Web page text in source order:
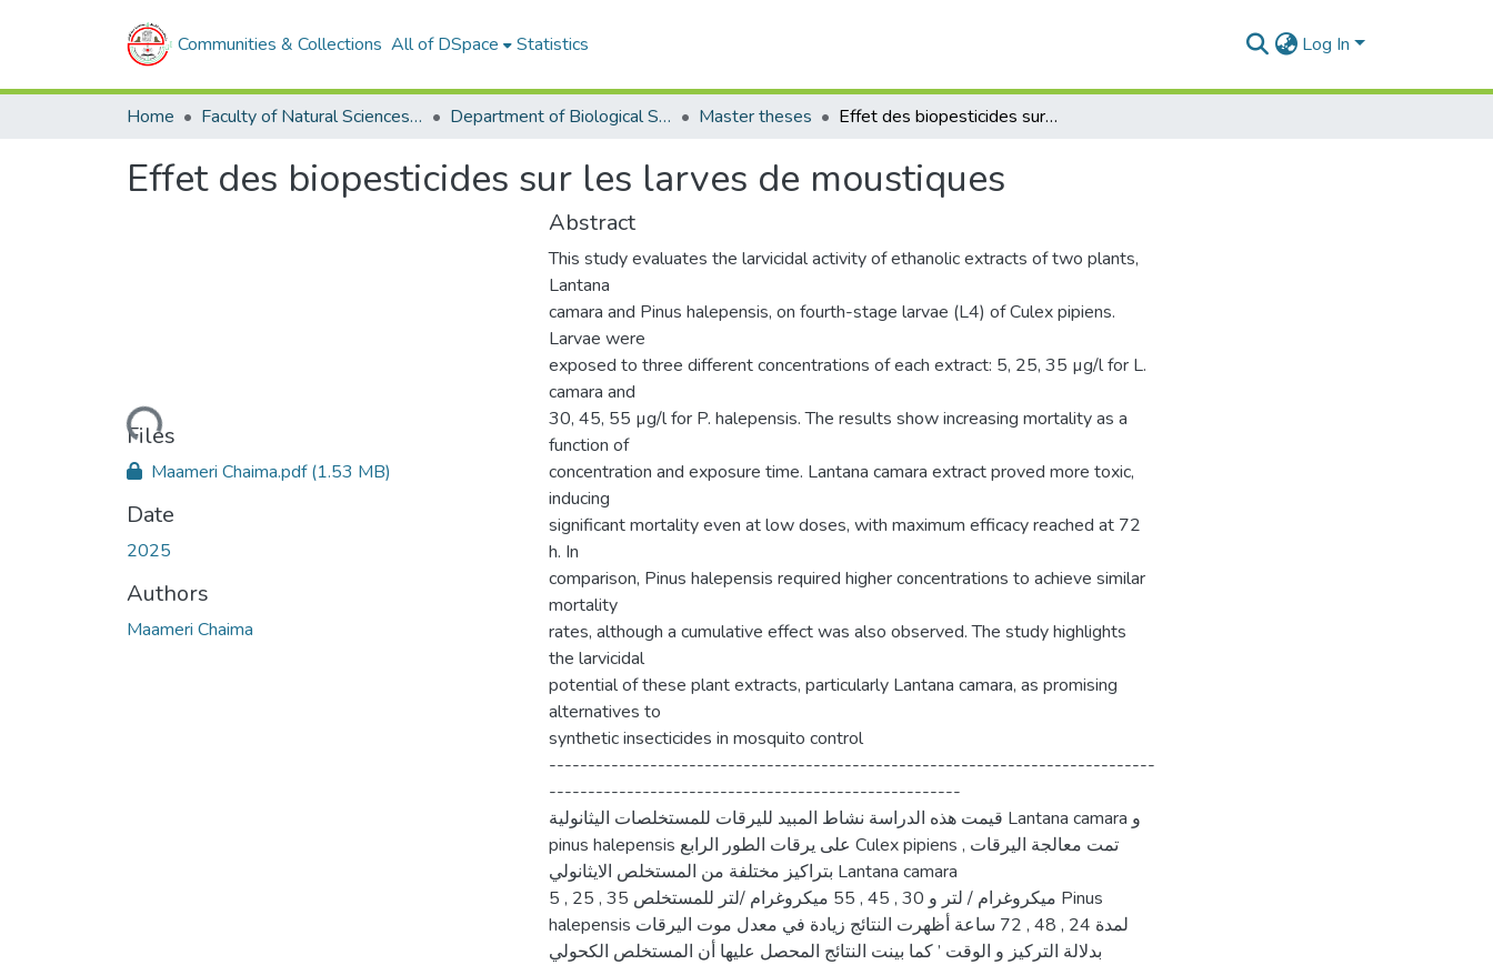
Communities & Collections All of DSpace Statistics Log In
Home Faculty of Natural Sciences and Life Department of Biological Sciences Master theses Effet des biopesticides sur les larves de moustiques
Effet des biopesticides sur les larves de moustiques
Loading...
Files
Maameri Chaima.pdf(1.53 MB)
Date
2025
Authors
Maameri Chaima
Abstract
This study evaluates the larvicidal activity of ethanolic extracts of two plants,
Lantana
camara and Pinus halepensis, on fourth-stage larvae (L4) of Culex pipiens.
Larvae were
exposed to three different concentrations of each extract: 5, 25, 35 µg/l for L.
camara and
30, 45, 55 µg/l for P. halepensis. The results show increasing mortality as a
function of
concentration and exposure time. Lantana camara extract proved more toxic,
inducing
significant mortality even at low doses, with maximum efficacy reached at 72
h. In
comparison, Pinus halepensis required higher concentrations to achieve similar
mortality
rates, although a cumulative effect was also observed. The study highlights
the larvicidal
potential of these plant extracts, particularly Lantana camara, as promising
alternatives to
synthetic insecticides in mosquito control
------------------------------------------------------------------------------
-----------------------------------------------------
قيمت هذه الدراسة نشاط المبيد لليرقات للمستخلصات اليثانولية Lantana camara و
pinus halepensis على يرقات الطور الرابع Culex pipiens , تمت معالجة اليرقات
بتراكيز مختلفة من المستخلص الايثانولي Lantana camara
5 , 25 , 35 ميكروغرام / لتر و 30 , 45 , 55 ميكروغرام /لتر للمستخلص Pinus
halepensis لمدة 24 , 48 , 72 ساعة أظهرت النتائج زيادة في معدل موت اليرقات
بدلالة التركيز و الوقت ’ كما بينت النتائج المحصل عليها أن المستخلص الكحولي